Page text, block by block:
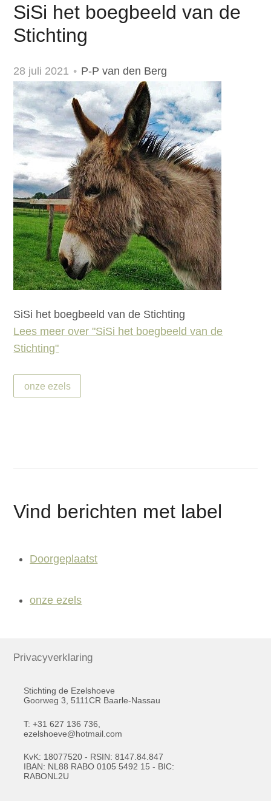
SiSi het boegbeeld van de
Stichting
28 juli 2021 P-P van den Berg
SiSi het boegbeeld van de Stichting
Lees meer over "SiSi het boegbeeld van de
Stichting"
onze ezels
Vind berichten met label
Doorgeplaatst
onze ezels
Privacyverklaring
Stichting de Ezelshoeve
Goorweg 3, 5111CR Baarle-Nassau
T: +31 627 136 736,
ezelshoeve@hotmail.com
KvK: 18077520 - RSIN: 8147.84.847
IBAN: NL88 RABO 0105 5492 15 - BIC:
RABONL2U